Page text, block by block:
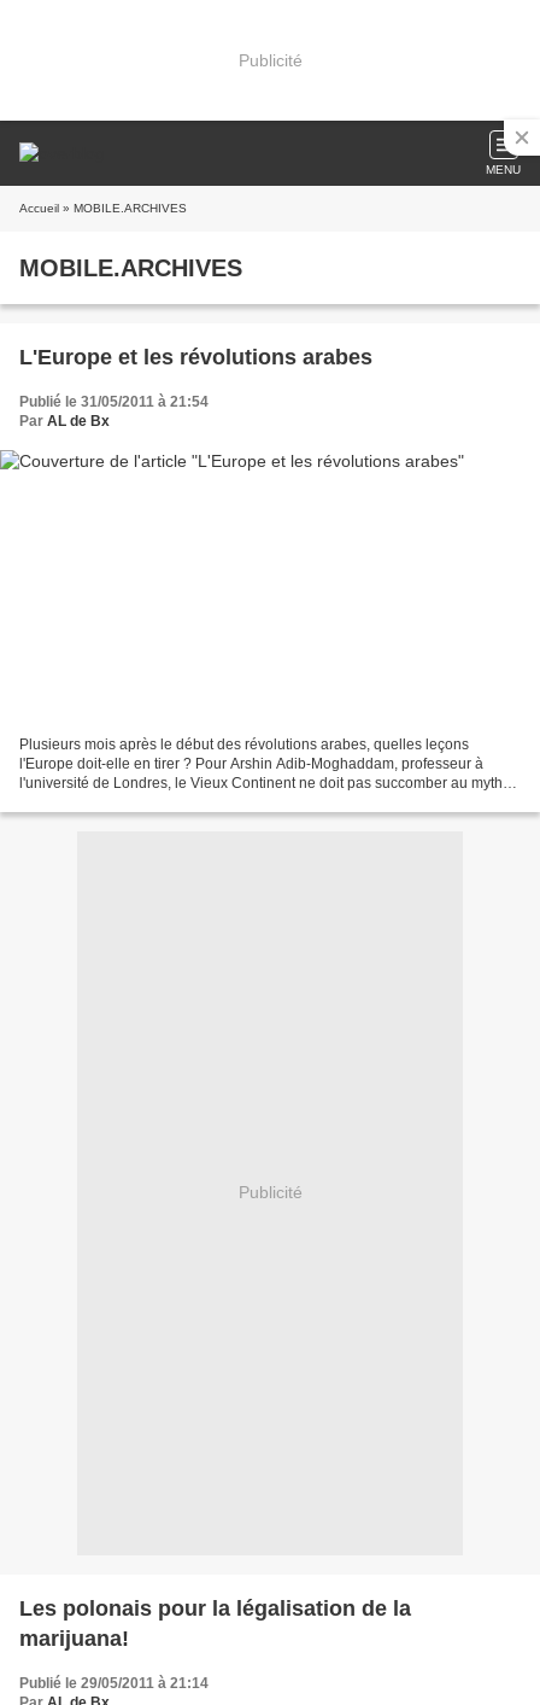
Publicité
MENU
Accueil » MOBILE.ARCHIVES
MOBILE.ARCHIVES
L'Europe et les révolutions arabes
Publié le 31/05/2011 à 21:54
Par AL de Bx
Plusieurs mois après le début des révolutions arabes, quelles leçons
l'Europe doit-elle en tirer ? Pour Arshin Adib-Moghaddam, professeur à
l'université de Londres, le Vieux Continent ne doit pas succomber au mythe
Publicité
Les polonais pour la légalisation de la
marijuana!
Publié le 29/05/2011 à 21:14